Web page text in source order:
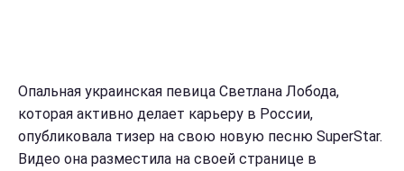
Опальная украинская певица Светлана Лобода,
которая активно делает карьеру в России,
опубликовала тизер на свою новую песню SuperStar.
Видео она разместила на своей странице в